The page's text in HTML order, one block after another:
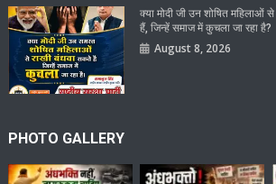
क्या मोदी जी उन शोषित महिलाओं
हैं, जिन्हें समाज में कुचला जा रहा है?
August 8, 2026
PHOTO GALLERY